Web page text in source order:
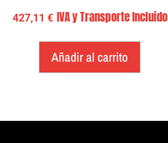
427,11 € IVA y Transporte Incluido
Añadir al carrito